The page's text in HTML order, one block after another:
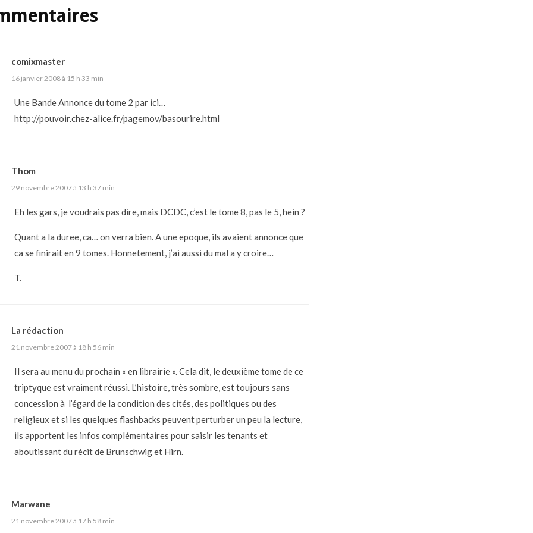
comixmaster
16 janvier 2008 à 15 h 33 min
Une Bande Annonce du tome 2 par ici…
http://pouvoir.chez-alice.fr/pagemov/basourire.html
Thom
29 novembre 2007 à 13 h 37 min
Eh les gars, je voudrais pas dire, mais DCDC, c’est le tome 8, pas le 5, hein ?
Quant a la duree, ca… on verra bien. A une epoque, ils avaient annonce que
ca se finirait en 9 tomes. Honnetement, j’ai aussi du mal a y croire…
T.
La rédaction
21 novembre 2007 à 18 h 56 min
Il sera au menu du prochain « en librairie ». Cela dit, le deuxième tome de ce
triptyque est vraiment réussi. L’histoire, très sombre, est toujours sans
concession à l’égard de la condition des cités, des politiques ou des
religieux et si les quelques flashbacks peuvent perturber un peu la lecture,
ils apportent les infos complémentaires pour saisir les tenants et
aboutissant du récit de Brunschwig et Hirn.
Marwane
21 novembre 2007 à 17 h 58 min